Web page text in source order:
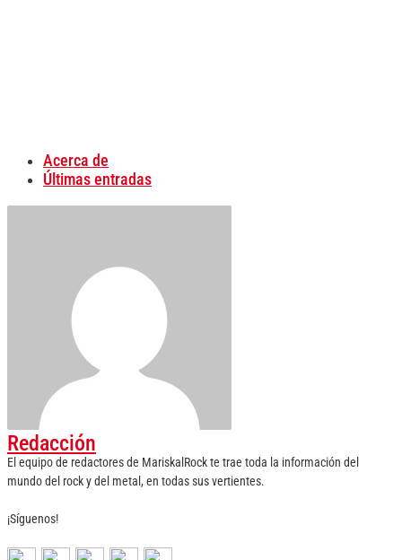
Acerca de
Últimas entradas
Redacción
El equipo de redactores de MariskalRock te trae toda la información del
mundo del rock y del metal, en todas sus vertientes.
¡Síguenos!